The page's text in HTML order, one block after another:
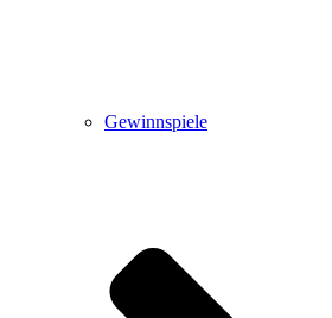
Gewinnspiele